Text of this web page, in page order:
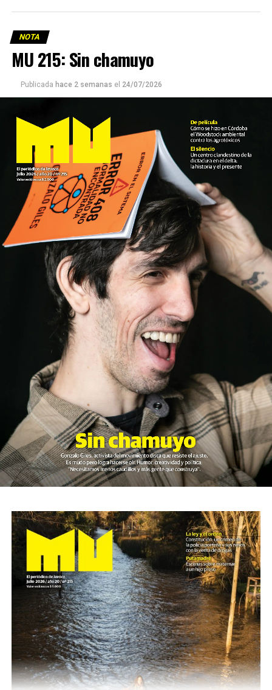
NOTA
MU 215: Sin chamuyo
Publicada hace 2 semanas el 24/07/2026